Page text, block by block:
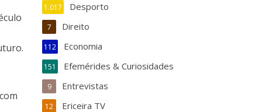
Desporto
1.017
Direito
7
Economia
112
Efemérides & Curiosidades
151
Entrevistas
9
Ericeira TV
12